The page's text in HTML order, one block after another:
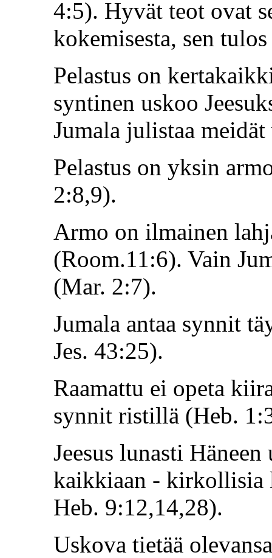
4:5). Hyvät teot ovat
kokemisesta, sen
Pelastus on
syntinen uskoo
Jumala julistaa
Pelastus on yksin
2:8,9).
Armo on ilmainen
(Room.11:6). Vain
(Mar. 2:7).
Jumala antaa synnit
Jes. 43:25).
Raamattu ei opeta
synnit ristillä (Heb.
Jeesus lunasti
kaikkiaan - kirkollisia
Heb. 9:12,14,28).
Uskova tietää